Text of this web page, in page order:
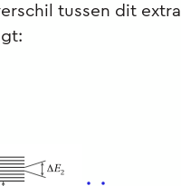
tussen dit extra